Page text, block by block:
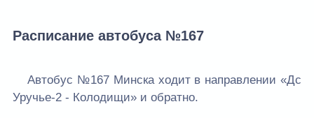
Расписание автобуса №167
Автобус №167 Минска ходит в направлении «Дс
Уручье-2 - Колодищи» и обратно.